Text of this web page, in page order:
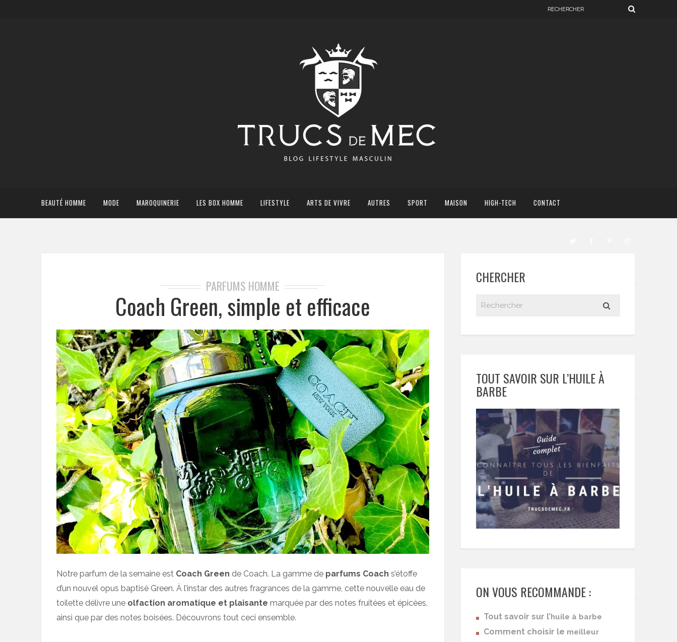
BEAUTÉ HOMME MODE MAROQUINERIE LES BOX HOMME LIFESTYLE ARTS DE VIVRE AUTRES SPORT MAISON HIGH-TECH CONTACT
PARFUMS HOMME
Coach Green, simple et efficace
Notre parfum de la semaine est Coach Green de Coach. La gamme de parfums Coach s’étoffe
d’un nouvel opus baptisé Green. À l’instar des autres fragrances de la gamme, cette nouvelle eau de
toilette délivre une olfaction aromatique et plaisante marquée par des notes fruitées et épicées,
ainsi que par des notes boisées. Découvrons tout ceci ensemble.
CHERCHER
TOUT SAVOIR SUR L’HUILE À
BARBE
ON VOUS RECOMMANDE :
Tout savoir sur l’ huile à barbe
Comment choisir le meilleur